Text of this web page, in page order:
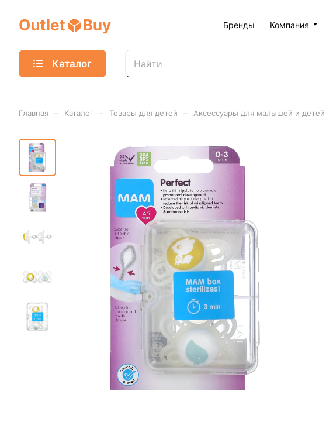
Бренды Компания
Каталог
Главная Каталог Товары для детей Аксессуары для малышей и детей